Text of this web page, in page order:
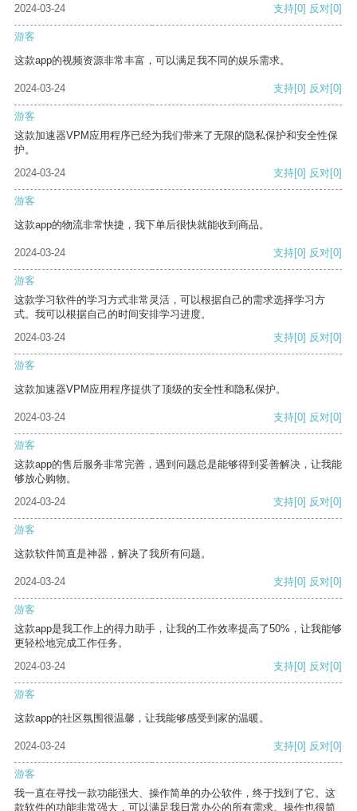
2024-03-24 支持[0] 反对[0]
游客
这款app的视频资源非常丰富，可以满足我不同的娱乐需求。
2024-03-24 支持[0] 反对[0]
游客
这款加速器VPM应用程序已经为我们带来了无限的隐私保护和安全性保
护。
2024-03-24
支持[0] 反对[0]
游客
这款app的物流非常快捷，我下单后很快就能收到商品。
2024-03-24 支持[0] 反对[0]
游客
这款学习软件的学习方式非常灵活，可以根据自己的需求选择学习方
式。我可以根据自己的时间安排学习进度。
2024-03-24
支持[0] 反对[0]
游客
这款加速器VPM应用程序提供了顶级的安全性和隐私保护。
2024-03-24 支持[0] 反对[0]
游客
这款app的售后服务非常完善，遇到问题总是能够得到妥善解决，让我能
够放心购物。
2024-03-24
支持[0] 反对[0]
游客
这款软件简直是神器，解决了我所有问题。
2024-03-24 支持[0] 反对[0]
游客
这款app是我工作上的得力助手，让我的工作效率提高了50%，让我能够
更轻松地完成工作任务。
2024-03-24
支持[0] 反对[0]
游客
这款app的社区氛围很温馨，让我能够感受到家的温暖。
2024-03-24 支持[0] 反对[0]
游客
我一直在寻找一款功能强大、操作简单的办公软件，终于找到了它。这
款软件的功能非常强大，可以满足我日常办公的所有需求。操作也很简